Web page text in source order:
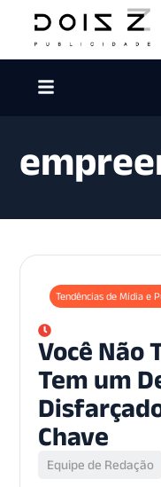
Tendências de Mídia e
Você Não
Tem um
Chave
Equipe de Redação